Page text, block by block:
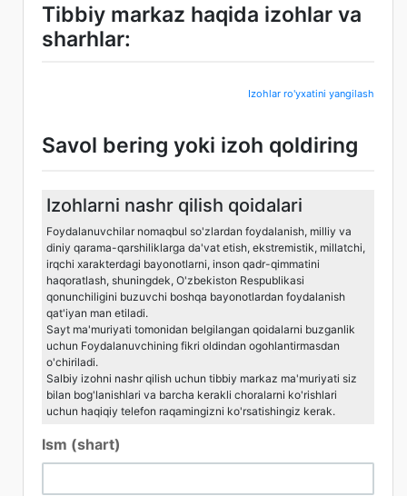
Tibbiy markaz haqida izohlar va
sharhlar:
Izohlar ro'yxatini yangilash
Savol bering yoki izoh qoldiring
Izohlarni nashr qilish qoidalari
Foydalanuvchilar nomaqbul so'zlardan foydalanish, milliy va
diniy qarama-qarshiliklarga da'vat etish, ekstremistik, millatchi,
irqchi xarakterdagi bayonotlarni, inson qadr-qimmatini
haqoratlash, shuningdek, O'zbekiston Respublikasi
qonunchiligini buzuvchi boshqa bayonotlardan foydalanish
qat'iyan man etiladi.
Sayt ma'muriyati tomonidan belgilangan qoidalarni buzganlik
uchun Foydalanuvchining fikri oldindan ogohlantirmasdan
o'chiriladi.
Salbiy izohni nashr qilish uchun tibbiy markaz ma'muriyati siz
bilan bog'lanishlari va barcha kerakli choralarni ko'rishlari
uchun haqiqiy telefon raqamingizni ko'rsatishingiz kerak.
Ism (shart)